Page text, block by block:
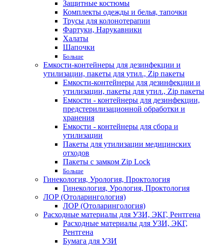
Защитные костюмы
Комплекты одежды и белья, тапочки
Трусы для колонотерапии
Фартуки, Нарукавники
Халаты
Шапочки
Больше
Емкости-контейнеры для дезинфекции и
утилизации, пакеты для утил., Zip пакеты
Емкости-контейнеры для дезинфекции и
утилизации, пакеты для утил., Zip пакеты
Емкости - контейнеры для дезинфекции,
предстерилизационной обработки и
хранения
Емкости - контейнеры для сбора и
утилизации
Пакеты для утилизации медицинских
отходов
Пакеты с замком Zip Lock
Больше
Гинекология, Урология, Проктология
Гинекология, Урология, Проктология
ЛОР (Отоларингология)
ЛОР (Отоларингология)
Расходные материалы для УЗИ, ЭКГ, Рентгена
Расходные материалы для УЗИ, ЭКГ,
Рентгена
Бумага для УЗИ